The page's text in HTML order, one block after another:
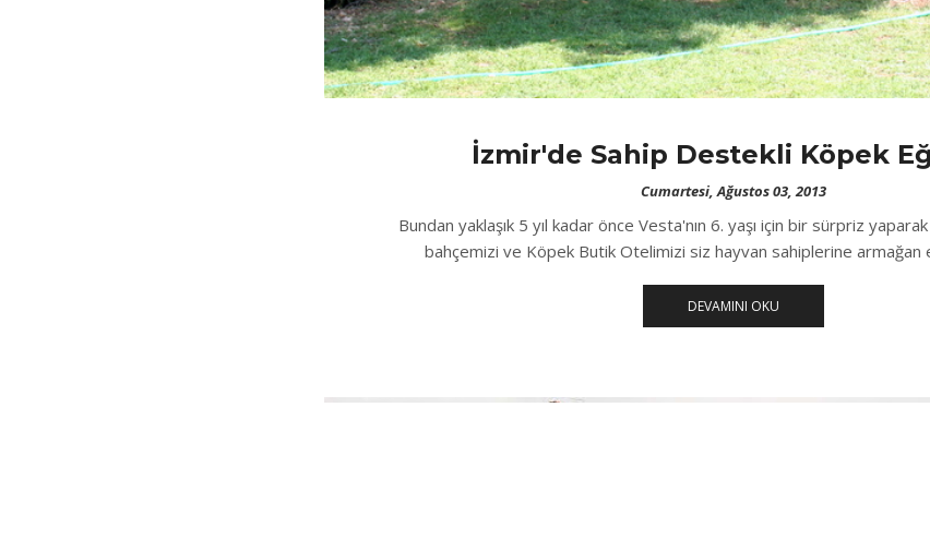
İzmir'de Sahip Destekli Köpek
Cumartesi, Ağustos 03, 2013
Bundan yaklaşık 5 yıl kadar önce Vesta'nın 6. yaşı için bir sürpriz
bahçemizi ve Köpek Butik Otelimizi siz hayvan sahiplerine armağan
DEVAMINI OKU